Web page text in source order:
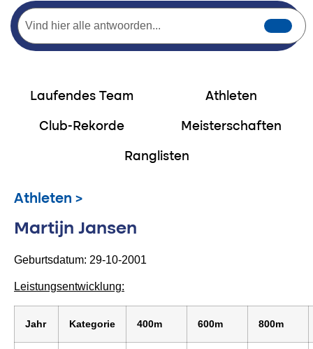
Laufendes Team Athleten
Club-Rekorde Meisterschaften
Ranglisten
Athleten >
Martijn Jansen
Geburtsdatum: 29-10-2001
Leistungsentwicklung:
Jahr Kategorie 400m 600m 800m